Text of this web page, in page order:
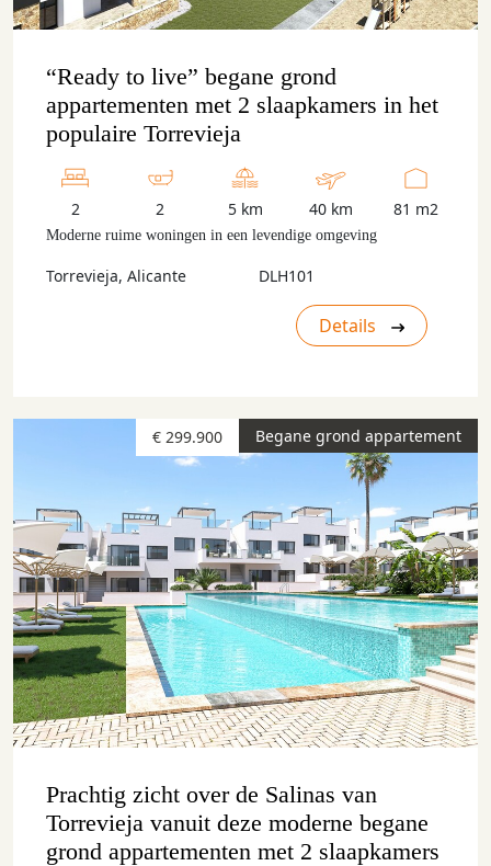
“Ready to live” begane grond
appartementen met 2 slaapkamers in het
populaire Torrevieja
2 2 5 km 40 km 81 m2
Moderne ruime woningen in een levendige omgeving
Torrevieja, Alicante DLH101
Details
Begane grond appartement
€ 299.900
Prachtig zicht over de Salinas van
Torrevieja vanuit deze moderne begane
grond appartementen met 2 slaapkamers